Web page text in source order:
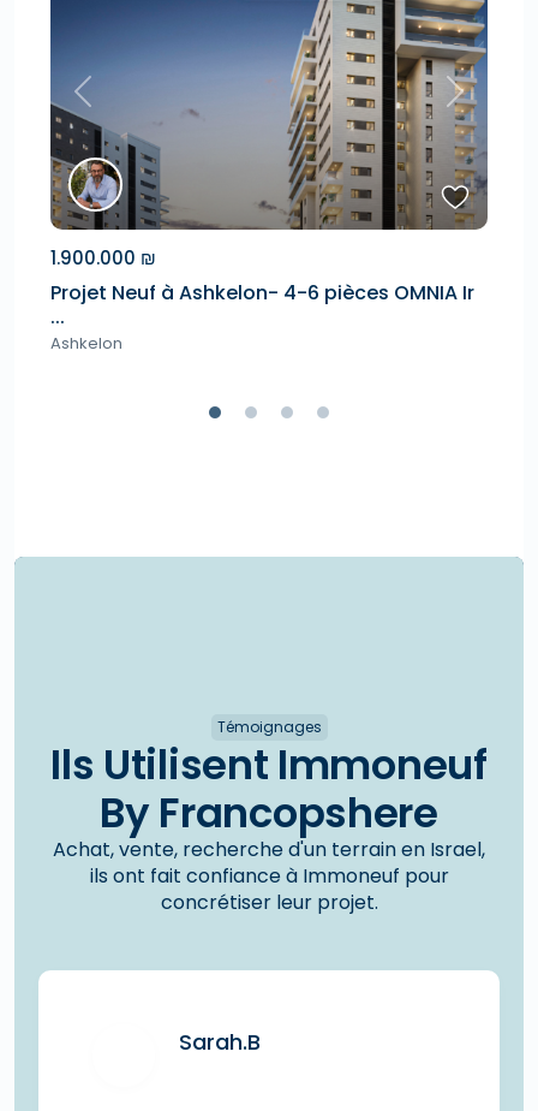
Previous Next
1.900.000 ₪
Projet Neuf à Ashkelon- 4-6 pièces OMNIA Ir
...
Ashkelon
Témoignages
Ils Utilisent Immoneuf
By Francopshere
Achat, vente, recherche d'un terrain en Israel,
ils ont fait confiance à Immoneuf pour
concrétiser leur projet.
Sarah.B